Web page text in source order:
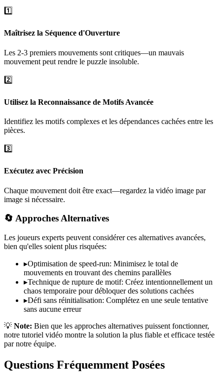
1️⃣
Maîtrisez la Séquence d'Ouverture
Les 2-3 premiers mouvements sont critiques—un mauvais
mouvement peut rendre le puzzle insoluble.
2️⃣
Utilisez la Reconnaissance de Motifs Avancée
Identifiez les motifs complexes et les dépendances cachées entre les
pièces.
3️⃣
Exécutez avec Précision
Chaque mouvement doit être exact—regardez la vidéo image par
image si nécessaire.
🔄 Approches Alternatives
Les joueurs experts peuvent considérer ces alternatives avancées,
bien qu'elles soient plus risquées:
▸Optimisation de speed-run: Minimisez le total de
mouvements en trouvant des chemins parallèles
▸Technique de rupture de motif: Créez intentionnellement un
chaos temporaire pour débloquer des solutions cachées
▸Défi sans réinitialisation: Complétez en une seule tentative
sans aucune erreur
💡 Note: Bien que les approches alternatives puissent fonctionner,
notre tutoriel vidéo montre la solution la plus fiable et efficace testée
par notre équipe.
Questions Fréquemment Posées